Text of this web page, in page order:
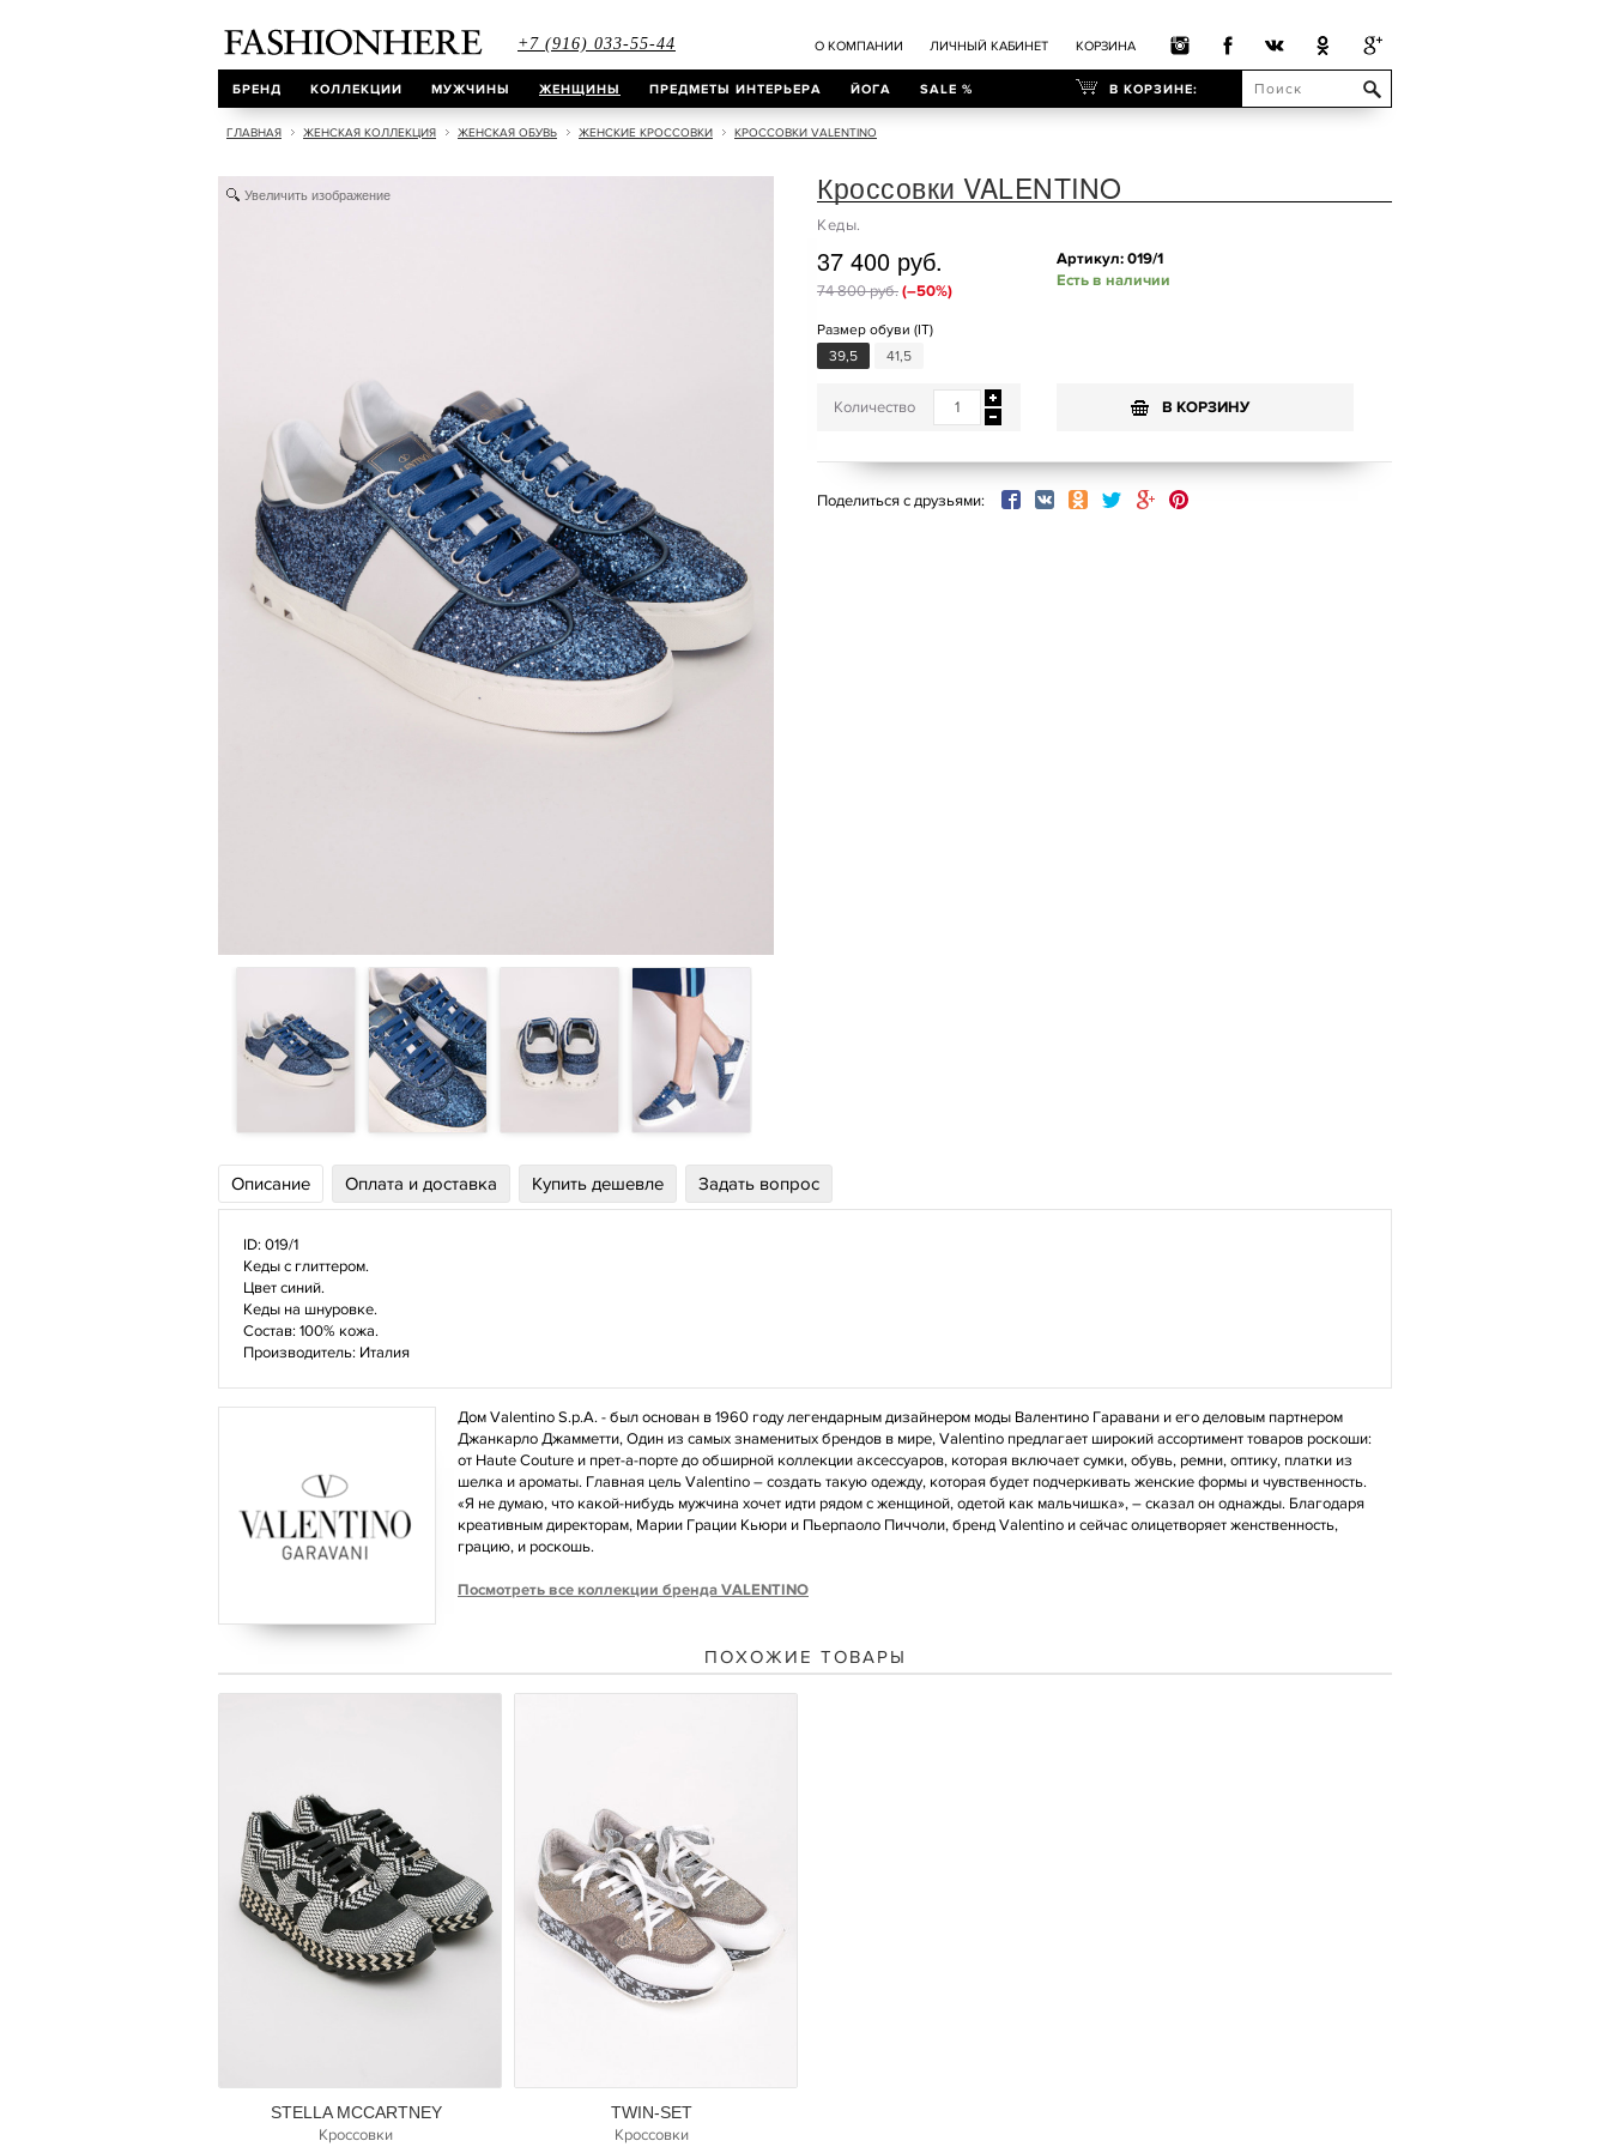
+7 (916) 033-55-44 О КОМПАНИИ ЛИЧНЫЙ КАБИНЕТ КОРЗИНА
В КОРЗИНЕ:
БРЕНД КОЛЛЕКЦИИ МУЖЧИНЫ ЖЕНЩИНЫ ПРЕДМЕТЫ ИНТЕРЬЕРА ЙОГА SALE %
ГЛАВНАЯ ЖЕНСКАЯ КОЛЛЕКЦИЯ ЖЕНСКАЯ ОБУВЬ ЖЕНСКИЕ КРОССОВКИ КРОССОВКИ VALENTINO
Увеличить изображение Кроссовки VALENTINO
Кеды.
37 400 руб.
74 800 руб. (–50%)
Артикул: 019/1
Есть в наличии
Размер обуви (IT)
39,5
41,5
Количество В КОРЗИНУ
Поделиться с друзьями:
Описание Оплата и доставка Купить дешевле Задать вопрос
ID: 019/1
Кеды с глиттером.
Цвет синий.
Кеды на шнуровке.
Состав: 100% кожа.
Производитель: Италия
Дом Valentino S.p.A. - был основан в 1960 году легендарным дизайнером моды Валентино Гаравани и его деловым партнером
Джанкарло Джамметти, Один из самых знаменитых брендов в мире, Valentino предлагает широкий ассортимент товаров роскоши:
от Haute Couture и прет-а-порте до обширной коллекции аксессуаров, которая включает сумки, обувь, ремни, оптику, платки из
шелка и ароматы. Главная цель Valentino – создать такую одежду, которая будет подчеркивать женские формы и чувственность.
«Я не думаю, что какой-нибудь мужчина хочет идти рядом с женщиной, одетой как мальчишка», – сказал он однажды. Благодаря
креативным директорам, Марии Грации Кьюри и Пьерпаоло Пиччоли, бренд Valentino и сейчас олицетворяет женственность,
грацию, и роскошь.
Посмотреть все коллекции бренда VALENTINO
ПОХОЖИЕ ТОВАРЫ
STELLA MCCARTNEY
Кроссовки
TWIN-SET
Кроссовки